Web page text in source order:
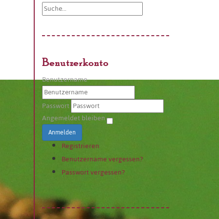
Benutzerkonto
Benutzername
Passwort
Angemeldet bleiben
Anmelden
Registrieren
Benutzername vergessen?
Passwort vergessen?